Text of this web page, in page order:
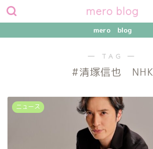
mero blog
mero blog
― TAG ―
#清塚信也 NHK
ニュース